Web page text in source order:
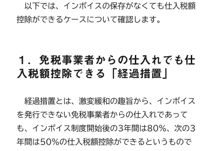
以下では、インボイスの保存がなくても仕入税額
控除ができるケースについて確認します。
１．免税事業者からの仕入れでも仕
入税額控除できる「経過措置」
経過措置とは、激変緩和の趣旨から、インボイス
を発行できない免税事業者からの仕入れであって
も、インボイス制度開始後の3年間は80％、次の3
年間は50％の仕入税額控除ができるというもので